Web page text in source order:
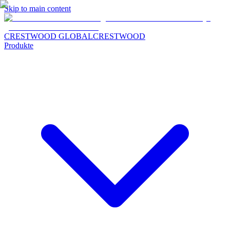
Skip to main content
CRESTWOOD GLOBALCRESTWOOD
Produkte